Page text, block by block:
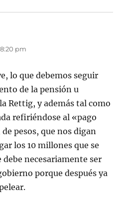
pm
lo que debemos seguir
de la pensión u
Rettig, y además tal como
refiriéndose al «pago
pesos, que nos digan
los 10 millones que se
debe necesariamente ser
porque después ya